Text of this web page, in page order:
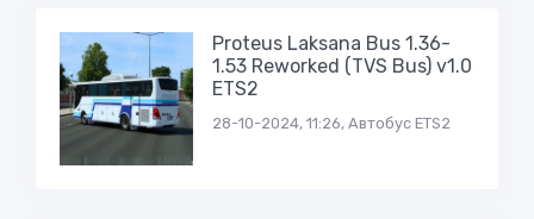
Proteus Laksana Bus 1.36-
1.53 Reworked (TVS Bus) v1.0
ETS2
28-10-2024, 11:26, Автобус ETS2